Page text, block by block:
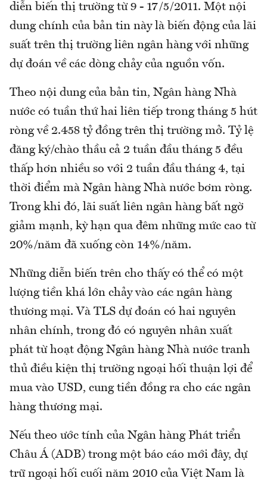
diễn biến thị trường từ 9 - 17/5/2011. Một nội
dung chính của bản tin này là biến động của lãi
suất trên thị trường liên ngân hàng với những
dự đoán về các dòng chảy của nguồn vốn.
Theo nội dung của bản tin, Ngân hàng Nhà
nước có tuần thứ hai liên tiếp trong tháng 5 hút
ròng về 2.458 tỷ đồng trên thị trường mở. Tỷ lệ
đăng ký/chào thầu cả 2 tuần đầu tháng 5 đều
thấp hơn nhiều so với 2 tuần đầu tháng 4, tại
thời điểm mà Ngân hàng Nhà nước bơm ròng.
Trong khi đó, lãi suất liên ngân hàng bất ngờ
giảm mạnh, kỳ hạn qua đêm những mức cao từ
20%/năm đã xuống còn 14%/năm.
Những diễn biến trên cho thấy có thể có một
lượng tiền khá lớn chảy vào các ngân hàng
thương mại. Và TLS dự đoán có hai nguyên
nhân chính, trong đó có nguyên nhân xuất
phát từ hoạt động Ngân hàng Nhà nước tranh
thủ điều kiện thị trường ngoại hối thuận lợi để
mua vào USD, cung tiền đồng ra cho các ngân
hàng thương mại.
Nếu theo ước tính của Ngân hàng Phát triển
Châu Á (ADB) trong một báo cáo mới đây, dự
trữ ngoại hối cuối năm 2010 của Việt Nam là